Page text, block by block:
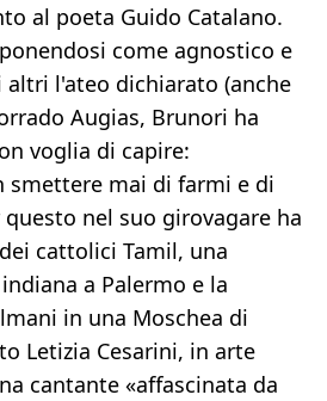
al poeta Guido Catalano.
come agnostico e
l'ateo dichiarato (anche
Augias, Brunori ha
voglia di capire:
smettere mai di farmi e di
nel suo girovagare ha
cattolici Tamil, una
a Palermo e la
in una Moschea di
Letizia Cesarini, in arte
cantante «affascinata da